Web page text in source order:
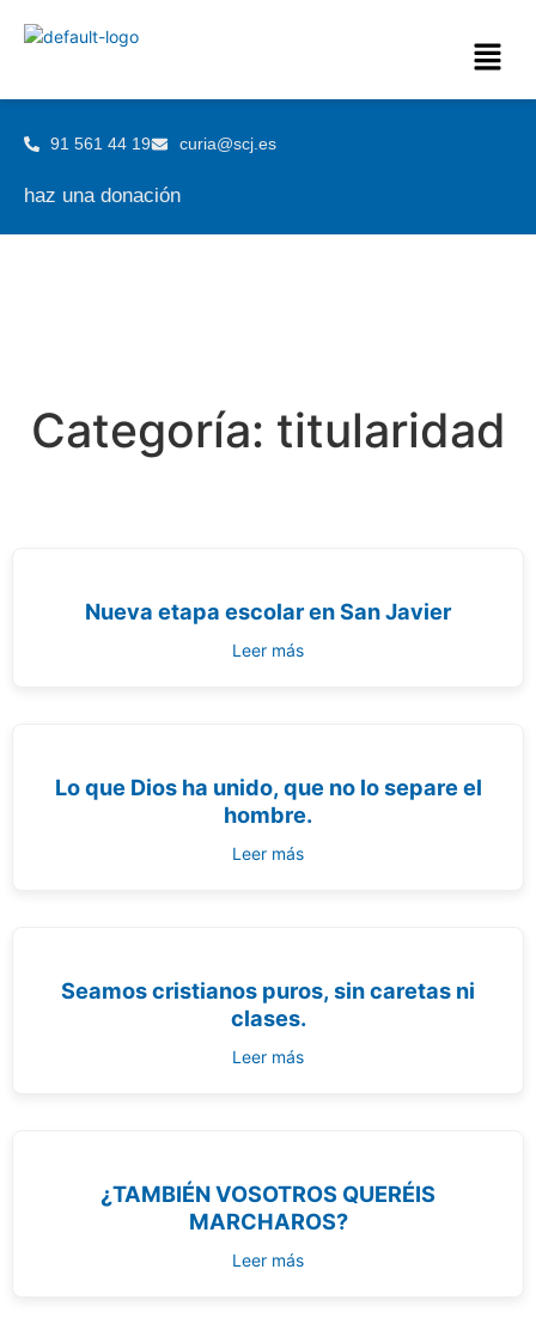
91 561 44 19 curia@scj.es
haz una donación
Categoría: titularidad
Nueva etapa escolar en San Javier
Leer más
Lo que Dios ha unido, que no lo separe el
hombre.
Leer más
Seamos cristianos puros, sin caretas ni
clases.
Leer más
¿TAMBIÉN VOSOTROS QUERÉIS
MARCHAROS?
Leer más